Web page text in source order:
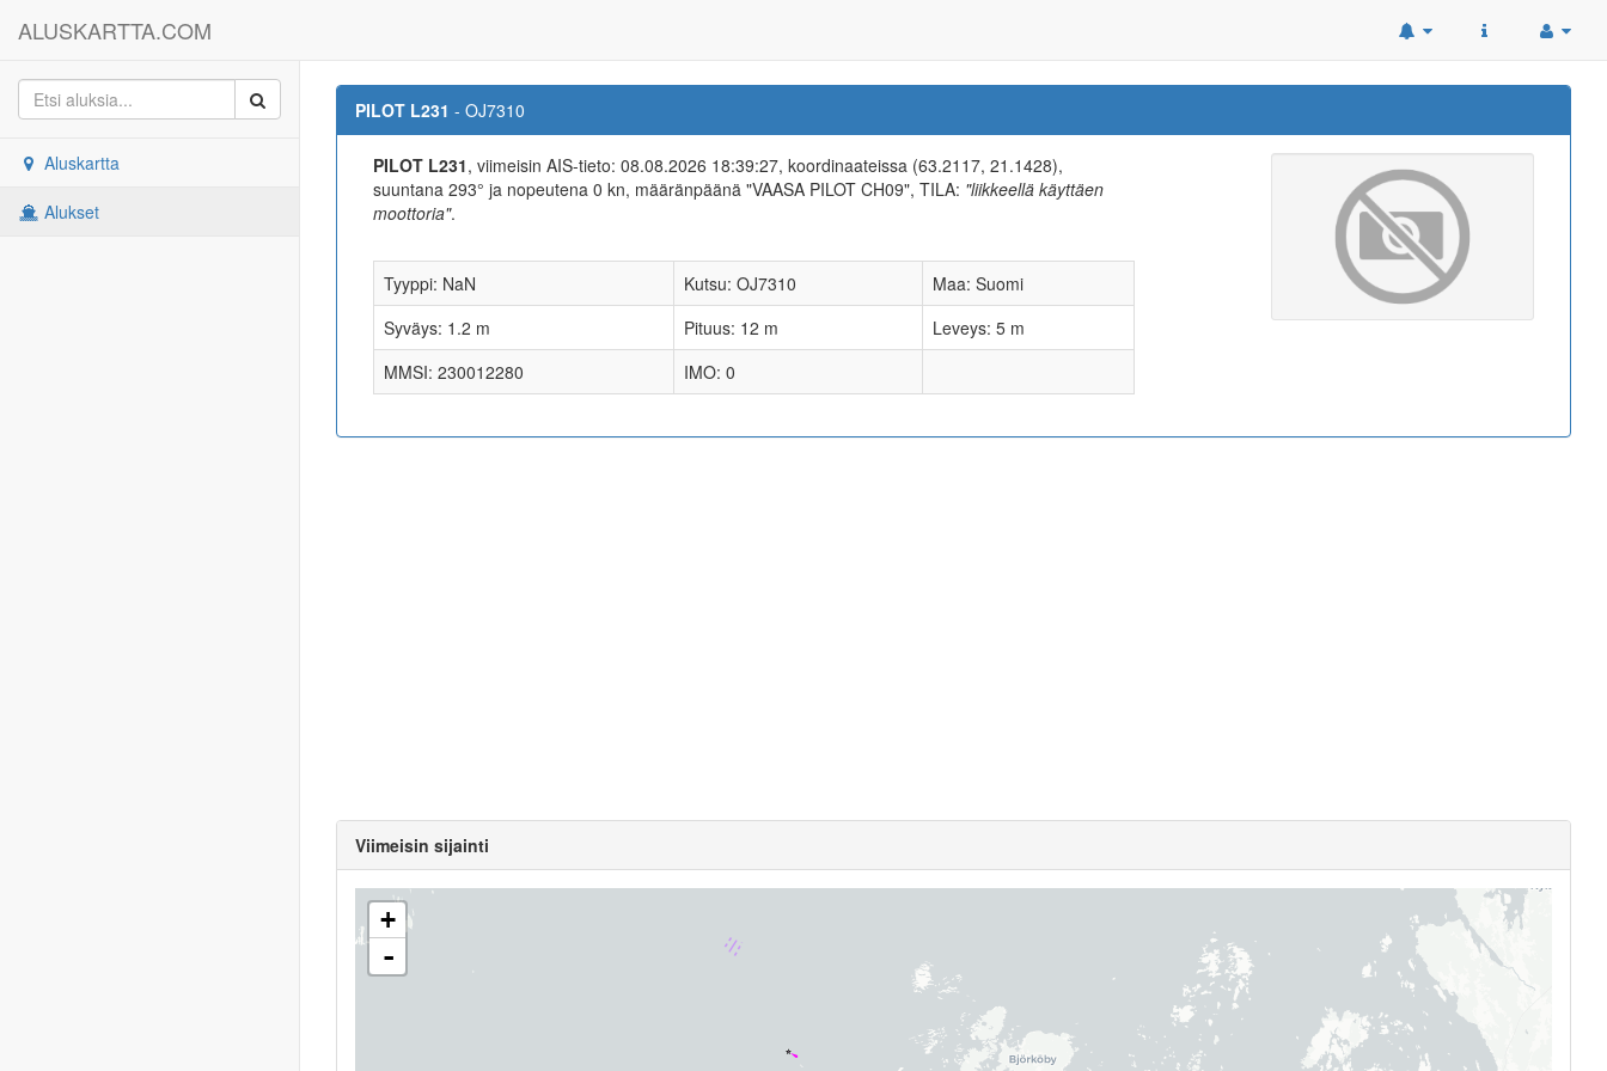
ALUSKARTTA.COM
Aluskartta
Alukset
PILOT L231 - OJ7310
PILOT L231, viimeisin AIS-tieto: 08.08.2026 18:39:27, koordinaateissa (63.2117, 21.1428),
suuntana 293° ja nopeutena 0 kn, määränpäänä "VAASA PILOT CH09", TILA: "liikkeellä käyttäen
moottoria".
Tyyppi: NaN Kutsu: OJ7310
Maa: Suomi
Syväys: 1.2 m
Pituus: 12 m
Leveys: 5 m
MMSI: 230012280
IMO: 0
Viimeisin sijainti
+
-